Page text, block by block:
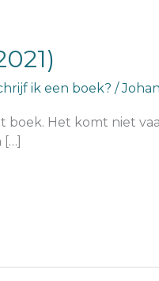
ik een boek? /
boek. Het komt niet
[…]